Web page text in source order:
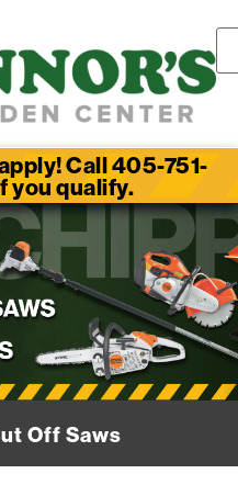
Call 405-751-
you qualify.
Off Saws